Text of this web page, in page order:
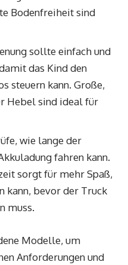
Bodenfreiheit sind
sollte einfach und
das Kind den
steuern kann. Große,
Hebel sind ideal für
wie lange der
fahren kann.
sorgt für mehr Spaß,
kann, bevor der Truck
muss.
Modelle, um
Anforderungen und